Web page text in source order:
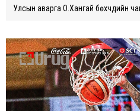
Улсын аварга О.Xангай бөxчүүдийн